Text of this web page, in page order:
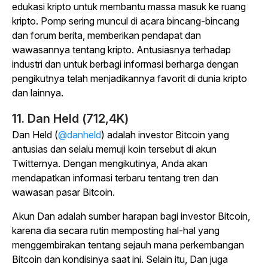
edukasi kripto untuk membantu massa masuk ke ruang
kripto. Pomp sering muncul di acara bincang-bincang
dan forum berita, memberikan pendapat dan
wawasannya tentang kripto. Antusiasnya terhadap
industri dan untuk berbagi informasi berharga dengan
pengikutnya telah menjadikannya favorit di dunia kripto
dan lainnya.
11. Dan Held (712,4K)
Dan Held (@danheld) adalah investor Bitcoin yang
antusias dan selalu memuji koin tersebut di akun
Twitternya. Dengan mengikutinya, Anda akan
mendapatkan informasi terbaru tentang tren dan
wawasan pasar Bitcoin.
Akun Dan adalah sumber harapan bagi investor Bitcoin,
karena dia secara rutin memposting hal-hal yang
menggembirakan tentang sejauh mana perkembangan
Bitcoin dan kondisinya saat ini. Selain itu, Dan juga